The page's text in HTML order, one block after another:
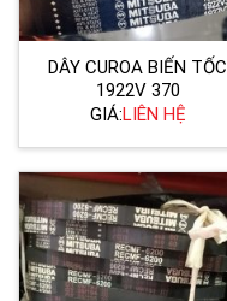
DÂY CUROA BIẾN TỐC
1922V 370
GIÁ:LIÊN HỆ